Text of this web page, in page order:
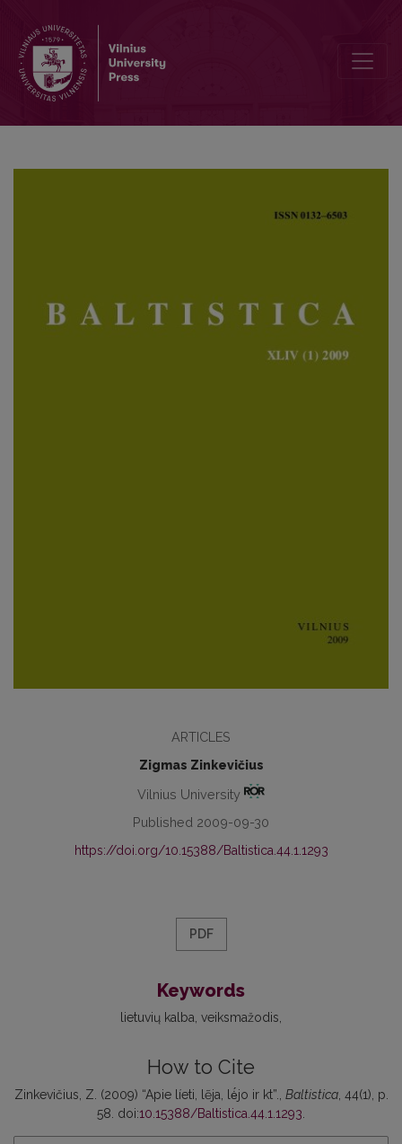
ARTICLES
Zigmas Zinkevičius
Vilnius University
Published 2009-09-30
https://doi.org/10.15388/Baltistica.44.1.1293
PDF
Keywords
lietuvių kalba veiksmažodis
How to Cite
Zinkevičius, Z. (2009) “Apie líeti, lẽja, lė́jo ir kt”., Baltistica, 44(1), p.
58. doi:10.15388/Baltistica.44.1.1293.